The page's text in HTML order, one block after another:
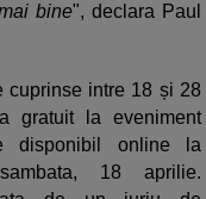
bine", declara Paul
cuprinse intre 18 și 28
gratuit la eveniment
disponibil online la
sambata, 18 aprilie.